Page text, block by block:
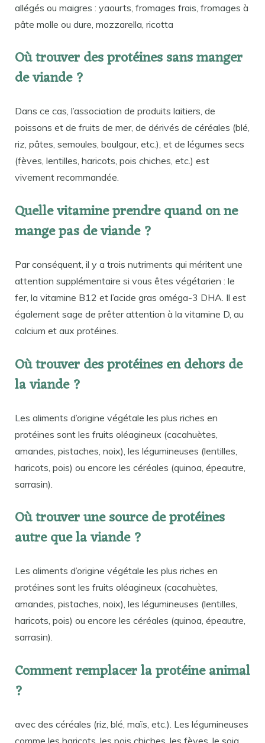
allégés ou maigres : yaourts, fromages frais, fromages à
pâte molle ou dure, mozzarella, ricotta
Où trouver des protéines sans manger
de viande ?
Dans ce cas, l’association de produits laitiers, de
poissons et de fruits de mer, de dérivés de céréales (blé,
riz, pâtes, semoules, boulgour, etc.), et de légumes secs
(fèves, lentilles, haricots, pois chiches, etc.) est
vivement recommandée.
Quelle vitamine prendre quand on ne
mange pas de viande ?
Par conséquent, il y a trois nutriments qui méritent une
attention supplémentaire si vous êtes végétarien : le
fer, la vitamine B12 et l’acide gras oméga-3 DHA. Il est
également sage de prêter attention à la vitamine D, au
calcium et aux protéines.
Où trouver des protéines en dehors de
la viande ?
Les aliments d’origine végétale les plus riches en
protéines sont les fruits oléagineux (cacahuètes,
amandes, pistaches, noix), les légumineuses (lentilles,
haricots, pois) ou encore les céréales (quinoa, épeautre,
sarrasin).
Où trouver une source de protéines
autre que la viande ?
Les aliments d’origine végétale les plus riches en
protéines sont les fruits oléagineux (cacahuètes,
amandes, pistaches, noix), les légumineuses (lentilles,
haricots, pois) ou encore les céréales (quinoa, épeautre,
sarrasin).
Comment remplacer la protéine animal
?
avec des céréales (riz, blé, maïs, etc.). Les légumineuses
comme les haricots, les pois chiches, les fèves, le soja